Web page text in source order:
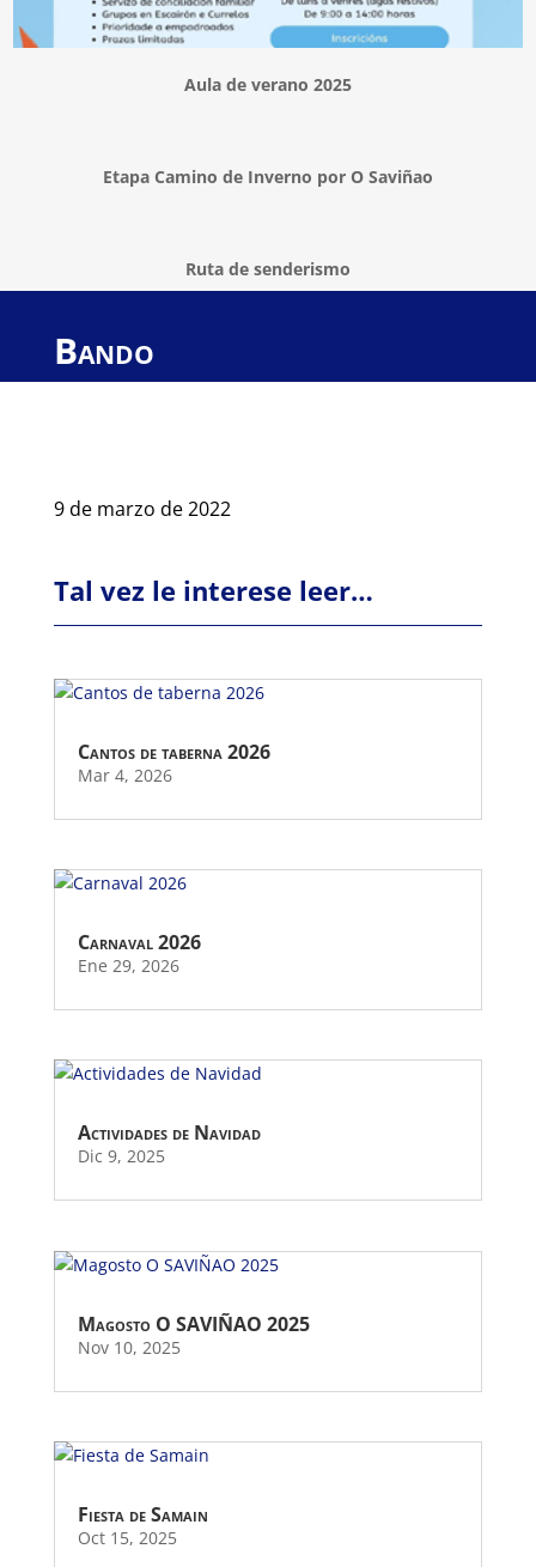
Aula de verano 2025
Etapa Camino de Inverno por O Saviñao
Ruta de senderismo
Bando
9 de marzo de 2022
Tal vez le interese leer…
Cantos de taberna 2026
Mar 4, 2026
Carnaval 2026
Ene 29, 2026
Actividades de Navidad
Dic 9, 2025
Magosto O SAVIÑAO 2025
Nov 10, 2025
Fiesta de Samain
Oct 15, 2025